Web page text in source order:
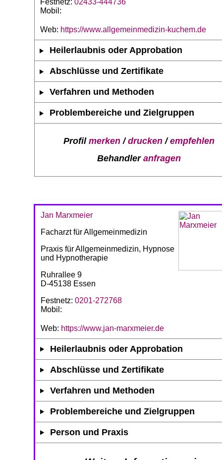
Festnetz: 02433-444736
Mobil:
Web: https://www.allgemeinmedizin-kuchem.de
Heilerlaubnis oder Approbation
Abschlüsse und Zertifikate
Verfahren und Methoden
Problembereiche und Zielgruppen
Profil merken/drucken/empfehlen
Behandler anfragen
Jan Marxmeier
Facharzt für Allgemeinmedizin
Praxis für Allgemeinmedizin, Hypnose
und Hypnotherapie
Ruhrallee 9
D-45138 Essen
Festnetz: 0201-272768
Mobil:
Web: https://www.jan-marxmeier.de
Heilerlaubnis oder Approbation
Abschlüsse und Zertifikate
Verfahren und Methoden
Problembereiche und Zielgruppen
Person und Praxis